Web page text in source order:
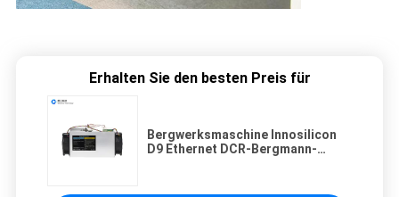
Erhalten Sie den besten Preis für
Bergwerksmaschine Innosilicon
D9 Ethernet DCR-Bergmann-